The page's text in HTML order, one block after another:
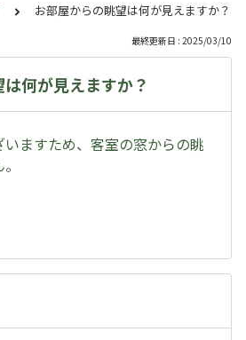
お部屋からの眺望は何が見えますか？
最終更新日 : 2025/03/10
何が見えますか？
ますため、客室の窓からの眺